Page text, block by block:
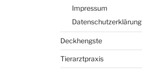
Impressum
Datenschutzerklärung
Deckhengste
Tierarztpraxis